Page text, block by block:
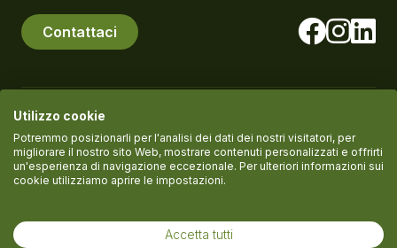
Contattaci
© PlanEat S.r.l. Società Benefit P.IVA IT11061420961
Termini del servizio
Utilizzo cookie
Potremmo posizionarli per l'analisi dei dati dei nostri visitatori, per
migliorare il nostro sito Web, mostrare contenuti personalizzati e offrirti
un'esperienza di navigazione eccezionale. Per ulteriori informazioni sui
cookie utilizziamo aprire le impostazioni.
Accetta tutti